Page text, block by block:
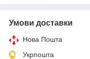
Умови доставки
Нова Пошта
Укрпошта